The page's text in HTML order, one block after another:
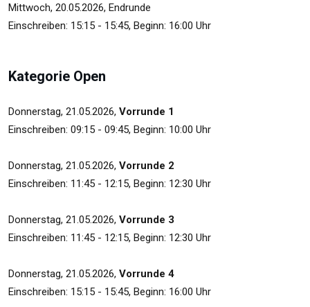
Mittwoch, 20.05.2026, Endrunde
Einschreiben: 15:15 - 15:45, Beginn: 16:00 Uhr
Kategorie Open
Donnerstag, 21.05.2026, Vorrunde 1
Einschreiben: 09:15 - 09:45, Beginn: 10:00 Uhr
Donnerstag, 21.05.2026, Vorrunde 2
Einschreiben: 11:45 - 12:15, Beginn: 12:30 Uhr
Donnerstag, 21.05.2026, Vorrunde 3
Einschreiben: 11:45 - 12:15, Beginn: 12:30 Uhr
Donnerstag, 21.05.2026, Vorrunde 4
Einschreiben: 15:15 - 15:45, Beginn: 16:00 Uhr